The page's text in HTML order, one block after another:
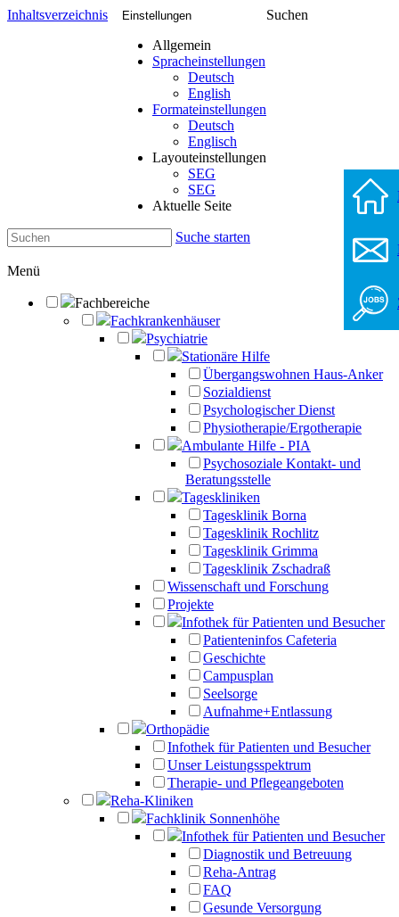
Inhaltsverzeichnis Einstellungen
Allgemein
Spracheinstellungen
Deutsch
English
Formateinstellungen
Deutsch
Englisch
Layouteinstellungen
SEG
SEG
Aktuelle Seite
Suchen
Suche starten
Menü
Fachbereiche
Fachkrankenhäuser
Psychiatrie
Stationäre Hilfe
Übergangswohnen Haus-Anker
Sozialdienst
Psychologischer Dienst
Physiotherapie/Ergotherapie
Ambulante Hilfe - PIA
Psychosoziale Kontakt- und
Beratungsstelle
Tageskliniken
Tagesklinik Borna
Tagesklinik Rochlitz
Tagesklinik Grimma
Tagesklinik Zschadraß
Wissenschaft und Forschung
Projekte
Infothek für Patienten und Besucher
Patienteninfos Cafeteria
Geschichte
Campusplan
Seelsorge
Aufnahme+Entlassung
Orthopädie
Infothek für Patienten und Besucher
Unser Leistungsspektrum
Therapie- und Pflegeangeboten
Reha-Kliniken
Fachklinik Sonnenhöhe
Infothek für Patienten und Besucher
Diagnostik und Betreuung
Reha-Antrag
FAQ
Gesunde Versorgung